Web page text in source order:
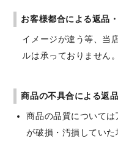
お客様都合による返品
イメージが違う等、当
ルは承っておりません。
商品の不具合による返
商品の品質について
が破損・汚損してい